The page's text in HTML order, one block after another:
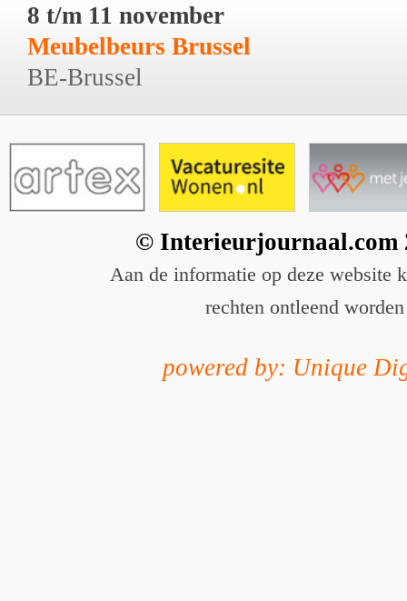
8 t/m 11 november
Meubelbeurs Brussel
BE-Brussel
© Interieurjournaal.com
Aan de informatie op deze website
rechten ontleend worden
powered by: Unique